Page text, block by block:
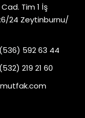
Tim 1 İş
24 Zeytinburnu/
592 63 44
219 21 60